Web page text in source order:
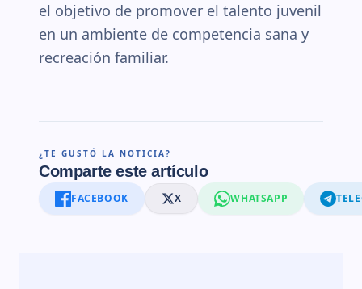
el objetivo de promover el talento juvenil
en un ambiente de competencia sana y
recreación familiar.
¿TE GUSTÓ LA NOTICIA?
Comparte este artículo
FACEBOOK X WHATSAPP